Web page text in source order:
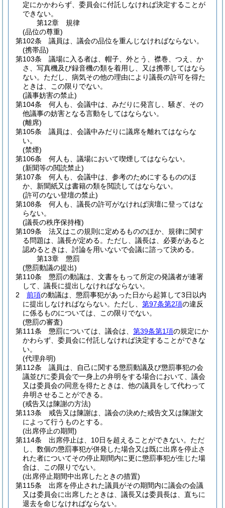
定にかかわらず、委員会に付託しなければ決定することが
できない。
第12章
規律
(品位の尊重)
第102条
議員は、議会の品位を重んじなければならない。
(携帯品)
第103条
議場に入る者は、帽子、外とう、襟巻、つえ、か
さ、写真機及び録音機の類を着用し、又は携帯してはなら
ない。 ただし、病気その他の理由により議長の許可を得た
ときは、この限りでない。
(議事妨害の禁止)
第104条
何人も、会議中は、みだりに発言し、騒ぎ、その
他議事の妨害となる言動をしてはならない。
(離席)
第105条
議員は、会議中みだりに議席を離れてはならな
い。
(禁煙)
第106条
何人も、議場において喫煙してはならない。
(新聞等の閲読禁止)
第107条
何人も、会議中は、参考のためにするもののほ
か、新聞紙又は書籍の類を閲読してはならない。
(許可のない登壇の禁止)
第108条
何人も、議長の許可がなければ演壇に登ってはな
らない。
(議長の秩序保持権)
第109条
法又はこの規則に定めるもののほか、規律に関す
る問題は、議長が定める。 ただし、議長は、必要があると
認めるときは、討論を用いないで会議に諮って決める。
第13章
懲罰
(懲罰動議の提出)
第110条
懲罰の動議は、文書をもって所定の発議者が連署
して、議長に提出しなければならない。
2
前項の動議は、懲罰事犯があった日から起算して3日以内
に提出しなければならない。 ただし、 第97条第2項の違反
に係るものについては、この限りでない。
(懲罰の審査)
第111条
懲罰については、議会は、 第39条第1項の規定にか
かわらず、委員会に付託しなければ決定することができな
い。
(代理弁明)
第112条
議員は、自己に関する懲罰動議及び懲罰事犯の会
議並びに委員会で一身上の弁明をする場合において、議会
又は委員会の同意を得たときは、他の議員をして代わって
弁明させることができる。
(戒告又は陳謝の方法)
第113条
戒告又は陳謝は、議会の決めた戒告文又は陳謝文
によって行うものとする。
(出席停止の期間)
第114条
出席停止は、10日を超えることができない。 ただ
し、数個の懲罰事犯が併発した場合又は既に出席を停止さ
れた者についてその停止期間内に更に懲罰事犯が生じた場
合は、この限りでない。
(出席停止期間中出席したときの措置)
第115条
出席を停止された議員がその期間内に議会の会議
又は委員会に出席したときは、議長又は委員長は、直ちに
退去を命じなければならない。